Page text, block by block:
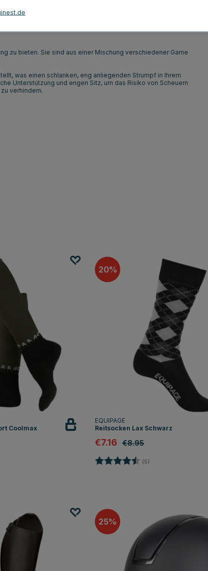
zu bieten. Sie sind aus einer Mischung verschiedener Garne
was einen schlanken, eng anliegenden Strumpf in Ihrem
Unterstützung und engen Sitz, um das Risiko von Scheuern
verhindern.
Coolmax
20
EQUIPAGE
Reitsocken Lax Schwarz
€7.16 €8.95
Bewertung: (5)
25